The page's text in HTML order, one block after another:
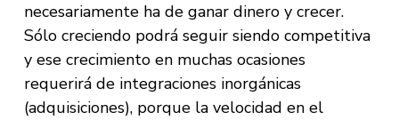
necesariamente ha de ganar dinero y crecer.
Sólo creciendo podrá seguir siendo competitiva
y ese crecimiento en muchas ocasiones
requerirá de integraciones inorgánicas
(adquisiciones), porque la velocidad en el